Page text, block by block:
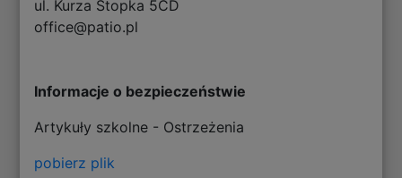
ul. Kurza Stopka 5CD
office@patio.pl
Informacje o bezpieczeństwie
Artykuły szkolne - Ostrzeżenia
pobierz plik